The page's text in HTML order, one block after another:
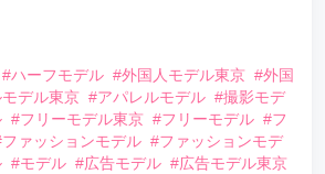
#ハーフモデル #外国人モデル東京 #外国
デル東京 #アパレルモデル #撮影モデ
#フリーモデル東京 #フリーモデル #フ
ァッションモデル #ファッションモデ
#モデル #広告モデル #広告モデル東京